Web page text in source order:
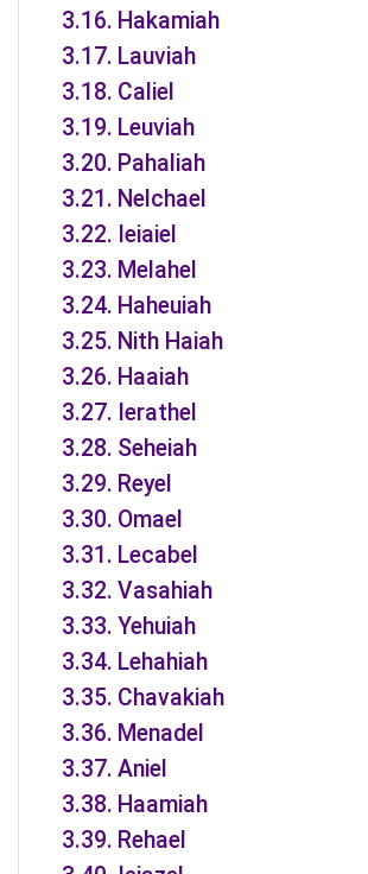
Hakamiah
Lauviah
Caliel
Leuviah
Pahaliah
Nelchael
Ieiaiel
Melahel
Haheuiah
Nith Haiah
Haaiah
Ierathel
Seheiah
Reyel
Omael
Lecabel
Vasahiah
Yehuiah
Lehahiah
Chavakiah
Menadel
Aniel
Haamiah
Rehael